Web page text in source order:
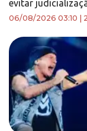
evitar
06/08/2026 03:10